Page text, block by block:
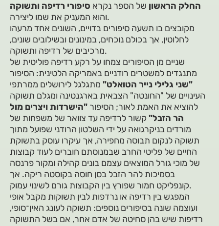
החלק הראשון של הספר נקרא סיפורי רדיפה ותשוקה
והוא המעניק את שמו ליצירה.
מקובצים בו תשעה סיפורים בדויים, השונים אחד מרעהו
לחלוטין, אך בכולם נוכחים, במינונים ובשילובים שונים,
מרכיבים של רדיפה ותשוקה.
שניים מן הסיפורים צמחו על רקע רדיפה פוליטית של
מתנגדים למשטרים רודניים באמריקה הלטינית: הסיפור
"שני גלילי נייר הטואלט" מתגלגל לירושלים ממרתפי
העינויים של "החונטה" הצבאית בארגנטינה ומגלם תשוקה
להוציא את האמת לאור; הסיפור "הישרדות ויצרים מול
הר הזבל" קשור לרדיפה עד צוואר של משפחות של
מורדים בניקרגואה על ידי השלטון הרודני שפועל מתוך
תשוקה לנקום תבוסה מחפירה, אך עיקרו עוסק בתשוקת
החיים של פליטי החרב שבמנוסתם חוברים לעוד קבוצות
של מוכי גורל המוצאים עצמם בונים קהילה ומקור פרנסה
בסמיכות להר הזבל בסן חוסה בקוסטה ריקה. אך
קונפליקט חמור שפורץ בין הקבוצות גורם לשינוי עמוק.
המפגש בין רדיפה או נרדפות לבין תשוקות מקבל אופי
ועוצמה שונה בסיפורים נוספים: תשוקה לעונג האין־סופי,
רדיפות שיש בהן סחיטה של אדם אחר, אם בשל התשוקה